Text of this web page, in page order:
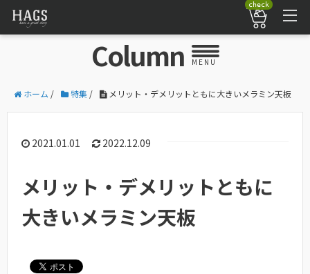
check
Column MENU
ホーム / 特集 / メリット・デメリットともに大きいメラミン天板
2021.01.01 2022.12.09
メリット・デメリットともに
大きいメラミン天板